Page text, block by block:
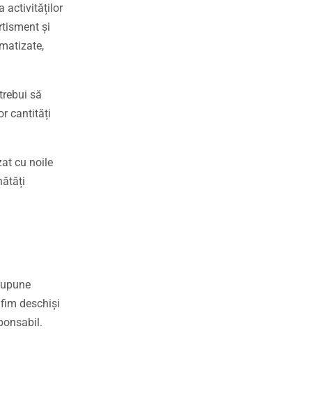
activităților
și
să
cantități
cu noile
deschiși